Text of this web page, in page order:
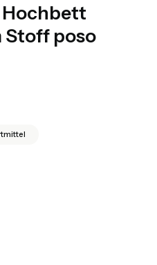
Hochbett
Stoff poso